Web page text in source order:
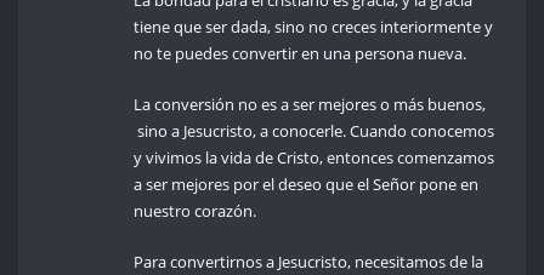
tiene que ser dada, sino no creces interiormente y
no te puedes convertir en una persona nueva.
La conversión no es a ser mejores o más buenos,
sino a Jesucristo, a conocerle. Cuando conocemos
y vivimos la vida de Cristo, entonces comenzamos
a ser mejores por el deseo que el Señor pone en
nuestro corazón.
Para convertirnos a Jesucristo, necesitamos de la